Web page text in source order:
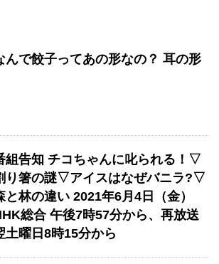
んで餃子ってあの形なの？ 耳の形
組告知 チコちゃんに叱られる！▽
り箸の謎▽アイスはなぜバニラ?▽
と林の違い 2021年6月4日（金）
総合 午後7時57分から、再放送
土曜日8時15分から